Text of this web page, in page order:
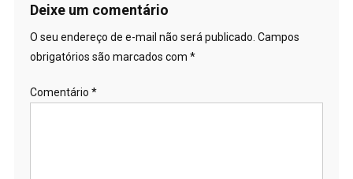
Deixe um comentário
O seu endereço de e-mail não será publicado. Campos
obrigatórios são marcados com *
Comentário *